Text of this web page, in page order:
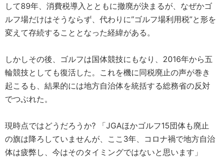
して89年、消費税導入とともに撤廃が決まるが、なぜかゴ
ルフ場だけはそうならず、代わりに”ゴルフ場利用税”と形を
変えて存続することとなった経緯がある。
しかしその後、ゴルフは国体競技にもなり、2016年から五
輪競技としても復活した。これを機に同税廃止の声が巻き
起こるも、結果的には地方自治体を統括する総務省の反対
でつぶれた。
現時点ではどうだろうか? 「JGAほかゴルフ15団体も廃止
の旗は降ろしていませんが、ここ3年、コロナ禍で地方自治
体は疲弊し、今はそのタイミングではないと思います」